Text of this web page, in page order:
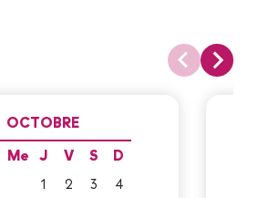
OCTOBRE
Me J V S
D
1
2 3
4